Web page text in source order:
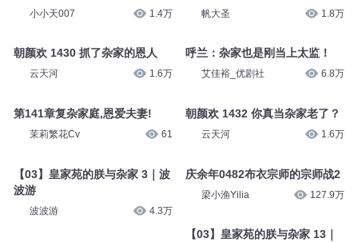
小小天007 1.4万
朝颜欢 1430 抓了杂家的恩人
云天河 1.6万
第141章复杂家庭,恩爱夫妻!
茉莉繁花Cv 61
【03】皇家苑的朕与杂家 3｜波
波游
波波游 4.3万
帆大圣 1.8万
呼兰：杂家也是刚当上太监！
艾佳裕_优剧社 6.8万
朝颜欢 1432 你真当杂家老了？
云天河 1.6万
庆余年0482布衣宗师的宗师战2
梁小渔Yilia 127.9万
【03】皇家苑的朕与杂家 13｜